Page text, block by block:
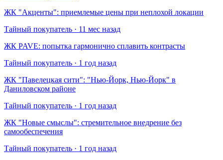
​ЖК "Акценты": приемлемые цены при неплохой локации
Тайный покупатель · 11 мес назад
​ЖК PAVE: попытка гармонично сплавить контрасты
Тайный покупатель · 1 год назад
​ЖК "Павелецкая сити": "Нью-Йорк, Нью-Йорк" в
Даниловском районе
Тайный покупатель · 1 год назад
​ЖК "Новые смыслы": стремительное внедрение без
самообеспечения
Тайный покупатель · 1 год назад